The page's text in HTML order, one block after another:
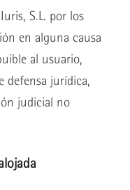
S.L. por los
en alguna causa
al usuario,
defensa jurídica,
judicial no